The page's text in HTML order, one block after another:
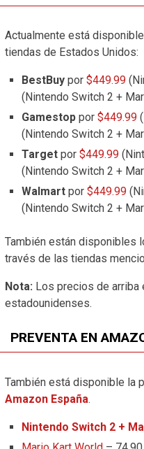
Actualmente está
tiendas de Estados Unidos:
BestBuy por $449.99
(Nintendo Switch 2 +
Gamestop por $449.99
(Nintendo Switch 2 +
Target por $449.99
(Nintendo Switch 2 +
Walmart por $449.99
(Nintendo Switch 2 +
También están disponibles
través de las tiendas
Nota: Los precios de
estadounidenses.
PREVENTA EN
También está disponible la
Amazon España.
Nintendo Switch 2 +